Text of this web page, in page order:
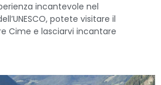
incantevole nel
potete visitare il
Cime e lasciarvi incantare